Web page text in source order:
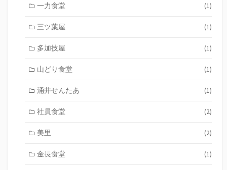
一力食堂 (1)
三ツ葉屋 (1)
多加技屋 (1)
山どり食堂 (1)
涌井せんたあ (1)
社員食堂 (2)
美里 (2)
金長食堂 (1)